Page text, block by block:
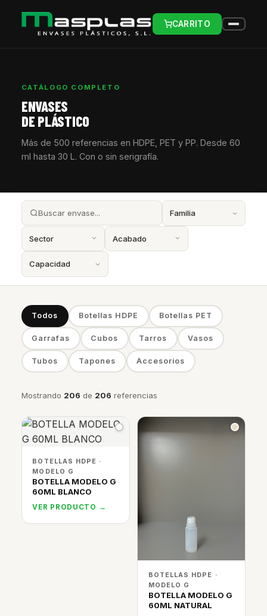
CARRITO
CATÁLOGO COMPLETO
ENVASES
DE PLÁSTICO
Más de 500 referencias en HDPE, PET y PP. Desde 60
ml hasta 30 L. Con o sin serigrafía.
Todos Botellas HDPE Botellas PET
Garrafas Cubos Tarros Vasos
Tubos Tapones Accesorios
Mostrando 206 de 206 referencias
BOTELLAS HDPE ·
MODELO G
BOTELLA MODELO G
60ML BLANCO
VER PRODUCTO →
BOTELLAS HDPE ·
MODELO G
BOTELLA MODELO G
60ML NATURAL